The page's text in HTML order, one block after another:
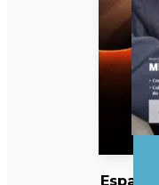
Espanha